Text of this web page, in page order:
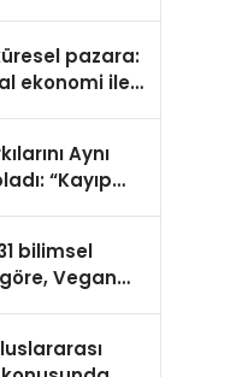
pazara:
ekonomi ile
Aynı
“Kayıp
bilimsel
Vegan
Koydu